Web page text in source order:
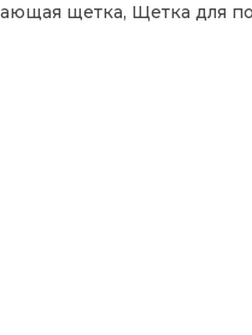
щетка, Щетка для